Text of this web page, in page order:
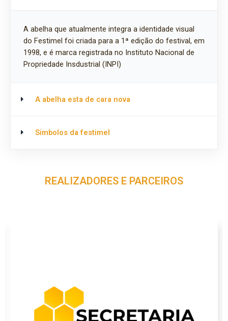
A abelha que atualmente integra a identidade visual
do Festimel foi criada para a 1ª edição do festival, em
1998, e é marca registrada no Instituto Nacional de
Propriedade Insdustrial (INPI)
A abelha esta de cara nova
Simbolos da festimel
REALIZADORES E PARCEIROS